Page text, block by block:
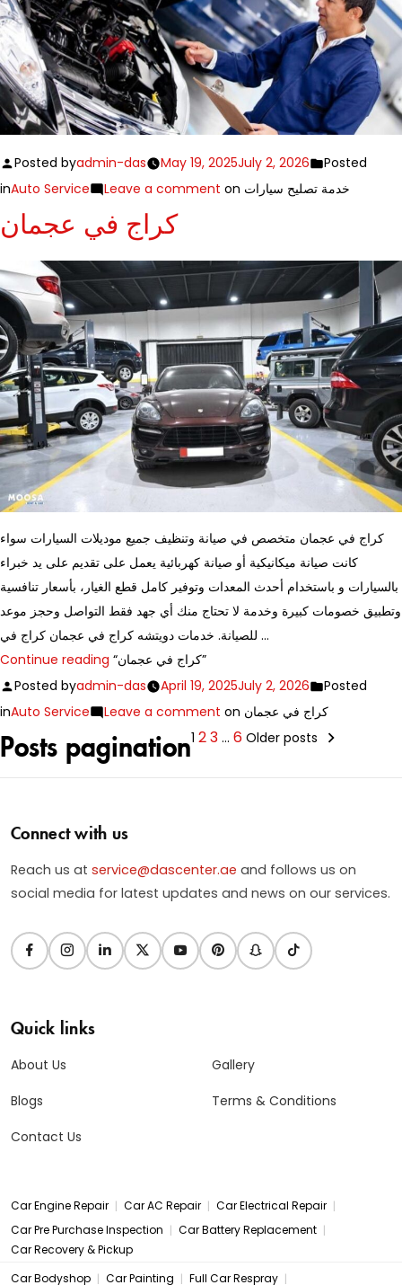
Posted byadmin-das May 19, 2025July 2, 2026
Posted
inAuto Service Leave a comment on خدمة تصليح سيارات
كراج في عجمان
كراج في عجمان متخصص في صيانة وتنظيف جميع موديلات السيارات سواء
كانت صيانة ميكانيكية أو صيانة كهربائية يعمل على تقديم على يد خبراء
بالسيارات و باستخدام أحدث المعدات وتوفير كامل قطع الغيار، بأسعار تنافسية
وتطبيق خصومات كبيرة وخدمة لا تحتاج منك أي جهد فقط التواصل وحجز موعد
للصيانة. خدمات دويتشه كراج في عجمان كراج في …
Continue reading
“كراج في عجمان”
Posted byadmin-das April 19, 2025July 2, 2026
Posted
inAuto Service Leave a comment on كراج في عجمان
Posts pagination1 23 … 6 Older posts
Connect with us
Reach us at service@dascenter.ae and follows us on
social media for latest updates and news on our services.
Quick links
About Us
Blogs
Contact Us
Gallery
Terms & Conditions
Car Engine Repair | Car AC Repair | Car Electrical Repair |
Car Pre Purchase Inspection | Car Battery Replacement |
Car Recovery & Pickup
Car Bodyshop | Car Painting | Full Car Respray |